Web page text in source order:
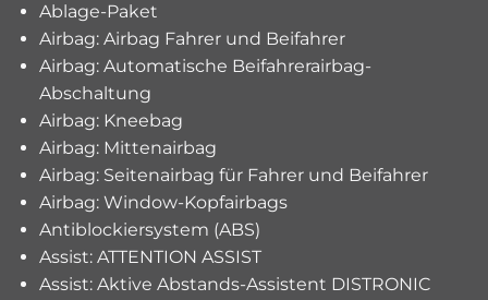
Ablage-Paket
Airbag: Airbag Fahrer und Beifahrer
Airbag: Automatische Beifahrerairbag-
Abschaltung
Airbag: Kneebag
Airbag: Mittenairbag
Airbag: Seitenairbag für Fahrer und Beifahrer
Airbag: Window-Kopfairbags
Antiblockiersystem (ABS)
Assist: ATTENTION ASSIST
Assist: Aktive Abstands-Assistent DISTRONIC